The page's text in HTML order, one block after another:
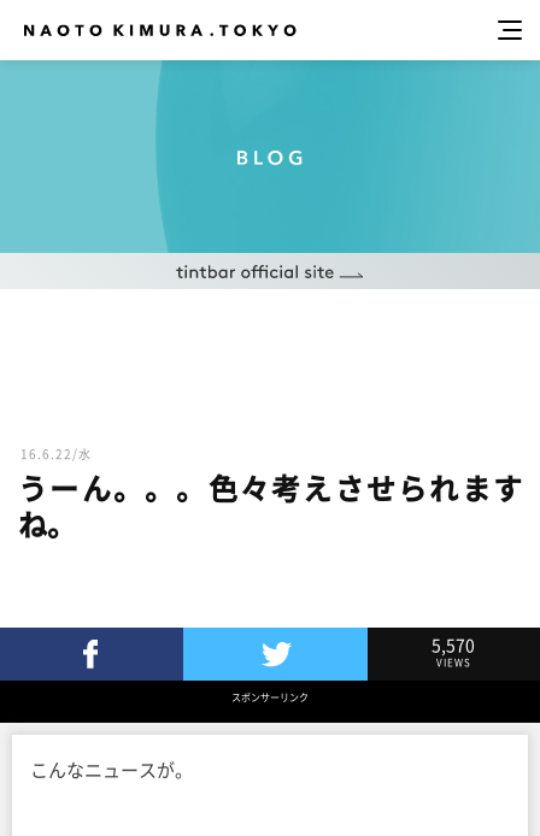
16.6.22/水
うーん。。。色々考えさせられます
ね。
Twitterでツイート
5,570
VIEWS
スポンサーリンク
こんなニュースが。